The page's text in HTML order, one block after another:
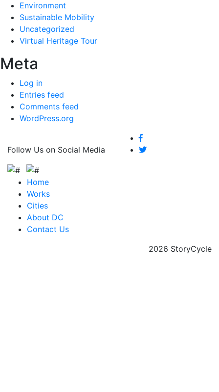
Environment
Sustainable Mobility
Uncategorized
Virtual Heritage Tour
Meta
Log in
Entries feed
Comments feed
WordPress.org
Follow Us on Social Media
Home
Works
Cities
About DC
Contact Us
2026 StoryCycle